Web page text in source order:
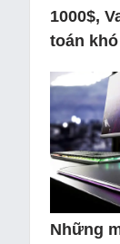
1000$,
toán khó
Những